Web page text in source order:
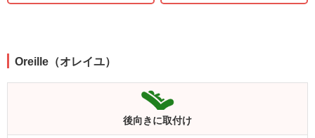
Oreille（オレイユ）
後向きに取付け